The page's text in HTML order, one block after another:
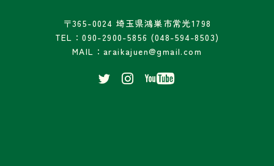
〒365-0024 埼玉県鴻巣市常光1798
TEL：090-2900-5856 (048-594-8503)
MAIL：araikajuen@gmail.com